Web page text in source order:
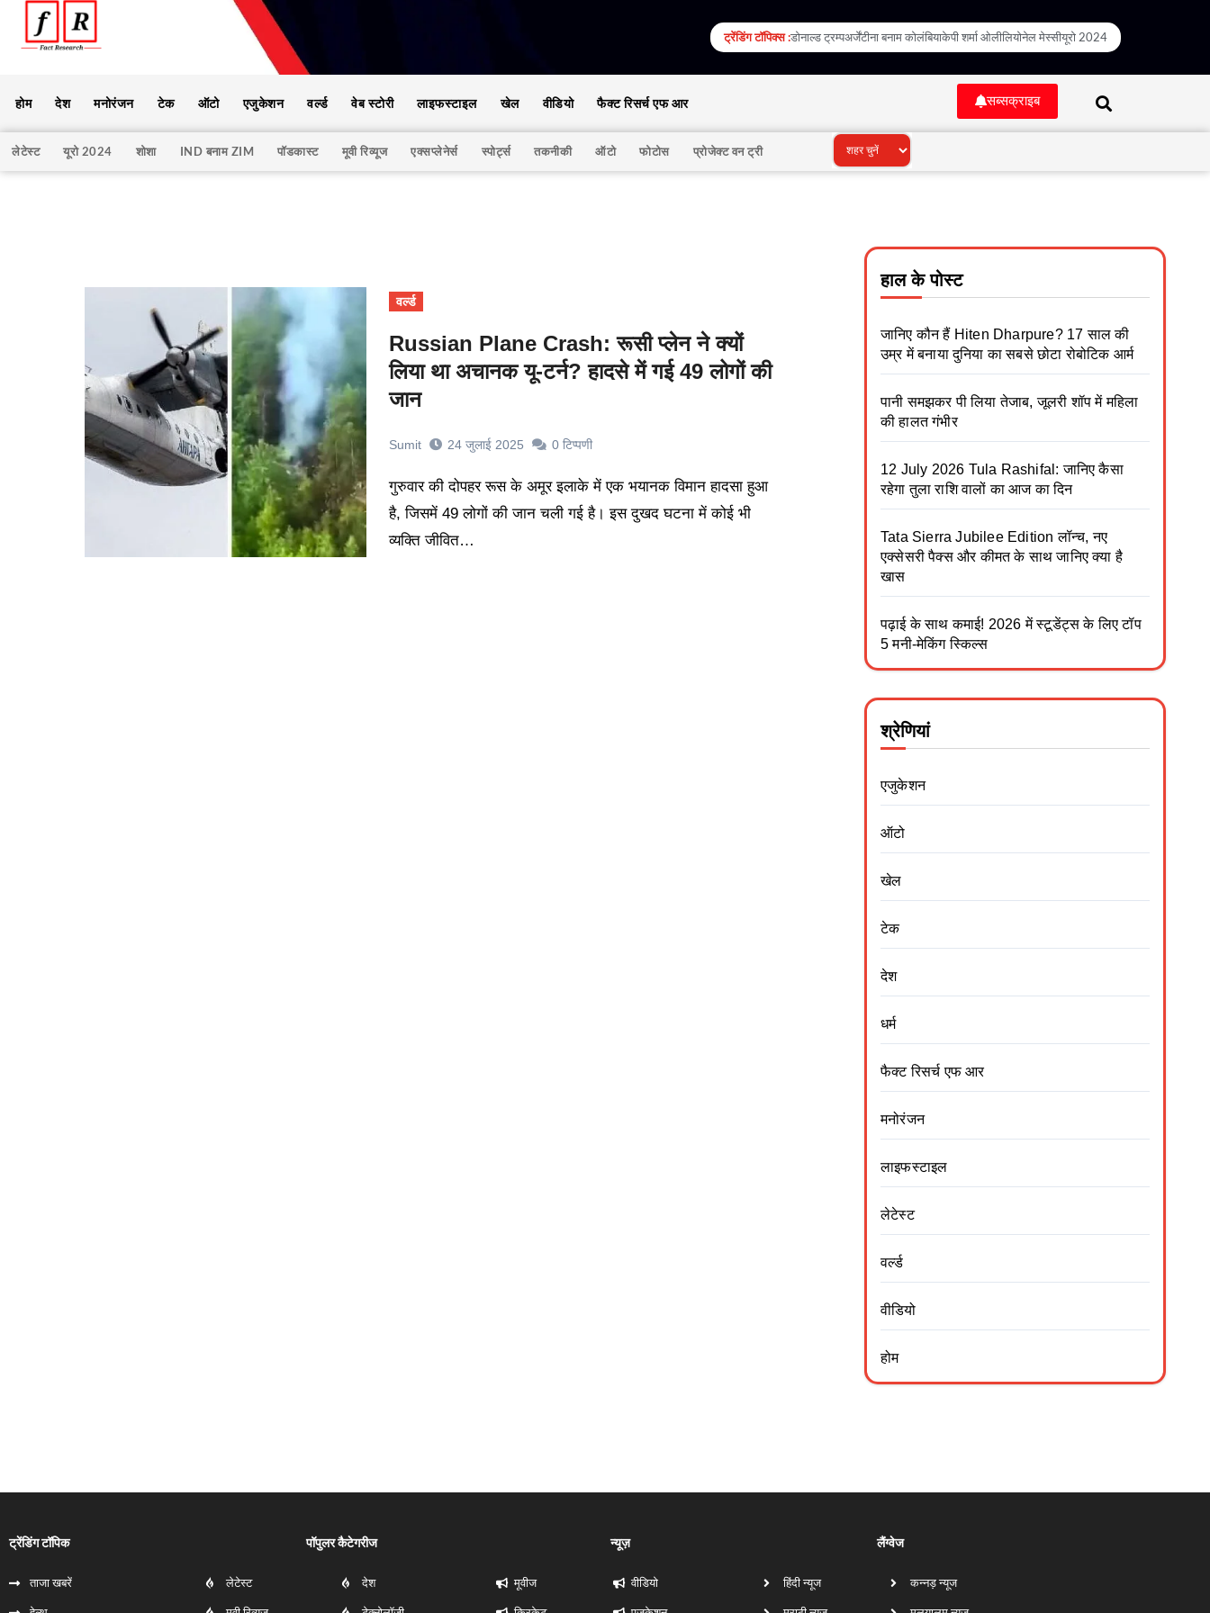
ट्रेंडिंग टॉपिक्स :डोनाल्ड ट्रम्पअर्जेंटीना बनाम कोलंबियाकेपी शर्मा ओलीलियोनेल मेस्सीयूरो 2024
होम देश मनोरंजन टेक ऑटो एजुकेशन वर्ल्ड वेब स्टोरी लाइफस्टाइल खेल वीडियो फैक्ट रिसर्च एफ आर सब्सक्राइब
लेटेस्ट यूरो 2024 शोशा IND बनाम ZIM पॉडकास्ट मूवी रिव्यूज एक्सप्लेनेर्स स्पोर्ट्स तकनीकी ऑटो फोटोस प्रोजेक्ट वन ट्री
वर्ल्ड
Russian Plane Crash: रूसी प्लेन ने क्यों
लिया था अचानक यू-टर्न? हादसे में गई 49 लोगों की
जान
Sumit 24 जुलाई 2025 0 टिप्पणी
गुरुवार की दोपहर रूस के अमूर इलाके में एक भयानक विमान हादसा हुआ
है, जिसमें 49 लोगों की जान चली गई है। इस दुखद घटना में कोई भी
व्यक्ति जीवित…
हाल के पोस्ट
जानिए कौन हैं Hiten Dharpure? 17 साल की
उम्र में बनाया दुनिया का सबसे छोटा रोबोटिक आर्म
पानी समझकर पी लिया तेजाब, जूलरी शॉप में महिला
की हालत गंभीर
12 July 2026 Tula Rashifal: जानिए कैसा
रहेगा तुला राशि वालों का आज का दिन
Tata Sierra Jubilee Edition लॉन्च, नए
एक्सेसरी पैक्स और कीमत के साथ जानिए क्या है
खास
पढ़ाई के साथ कमाई! 2026 में स्टूडेंट्स के लिए टॉप
5 मनी-मेकिंग स्किल्स
श्रेणियां
एजुकेशन
ऑटो
खेल
टेक
देश
धर्म
फैक्ट रिसर्च एफ आर
मनोरंजन
लाइफस्टाइल
लेटेस्ट
वर्ल्ड
वीडियो
होम
ट्रेंडिंग टॉपिक
ताजा खबरें
पॉपुलर कैटेगरीज
लेटेस्ट देश
न्यूज़
मूवीज वीडियो
लैंग्वेज
हिंदी न्यूज कन्नड़ न्यूज